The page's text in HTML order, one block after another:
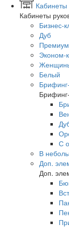
Кабинеты
Кабинеты
Бизнес-
Дуб
Эконом-
Белый
С
В
Доп.
Доп.